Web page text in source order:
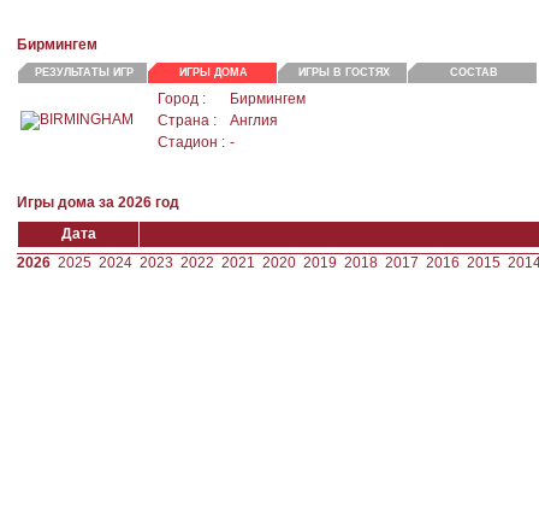
Бирмингем
РЕЗУЛЬТАТЫ ИГР ИГРЫ ДОМА ИГРЫ В ГОСТЯХ СОСТАВ
Город :
Бирмингем
Страна :
Англия
Стадион : -
Игры дома за 2026 год
Дата
2026 2025 2024 2023 2022 2021 2020 2019 2018 2017 2016 2015